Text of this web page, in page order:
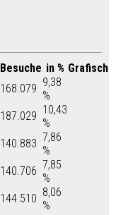
Besuche in % Grafisch
168.079 9,38
%
187.029 10,43
%
140.883 7,86
%
140.706 7,85
%
144.510 8,06
%